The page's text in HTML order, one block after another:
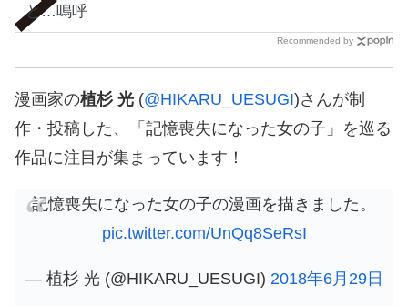
と…嗚呼
Recommended by
漫画家の植杉 光 (@HIKARU_UESUGI)さんが制
作・投稿した、「記憶喪失になった女の子」を巡る
作品に注目が集まっています！
記憶喪失になった女の子の漫画を描きました。
pic.twitter.com/UnQq8SeRsI
— 植杉 光 (@HIKARU_UESUGI) 2018年6月29日